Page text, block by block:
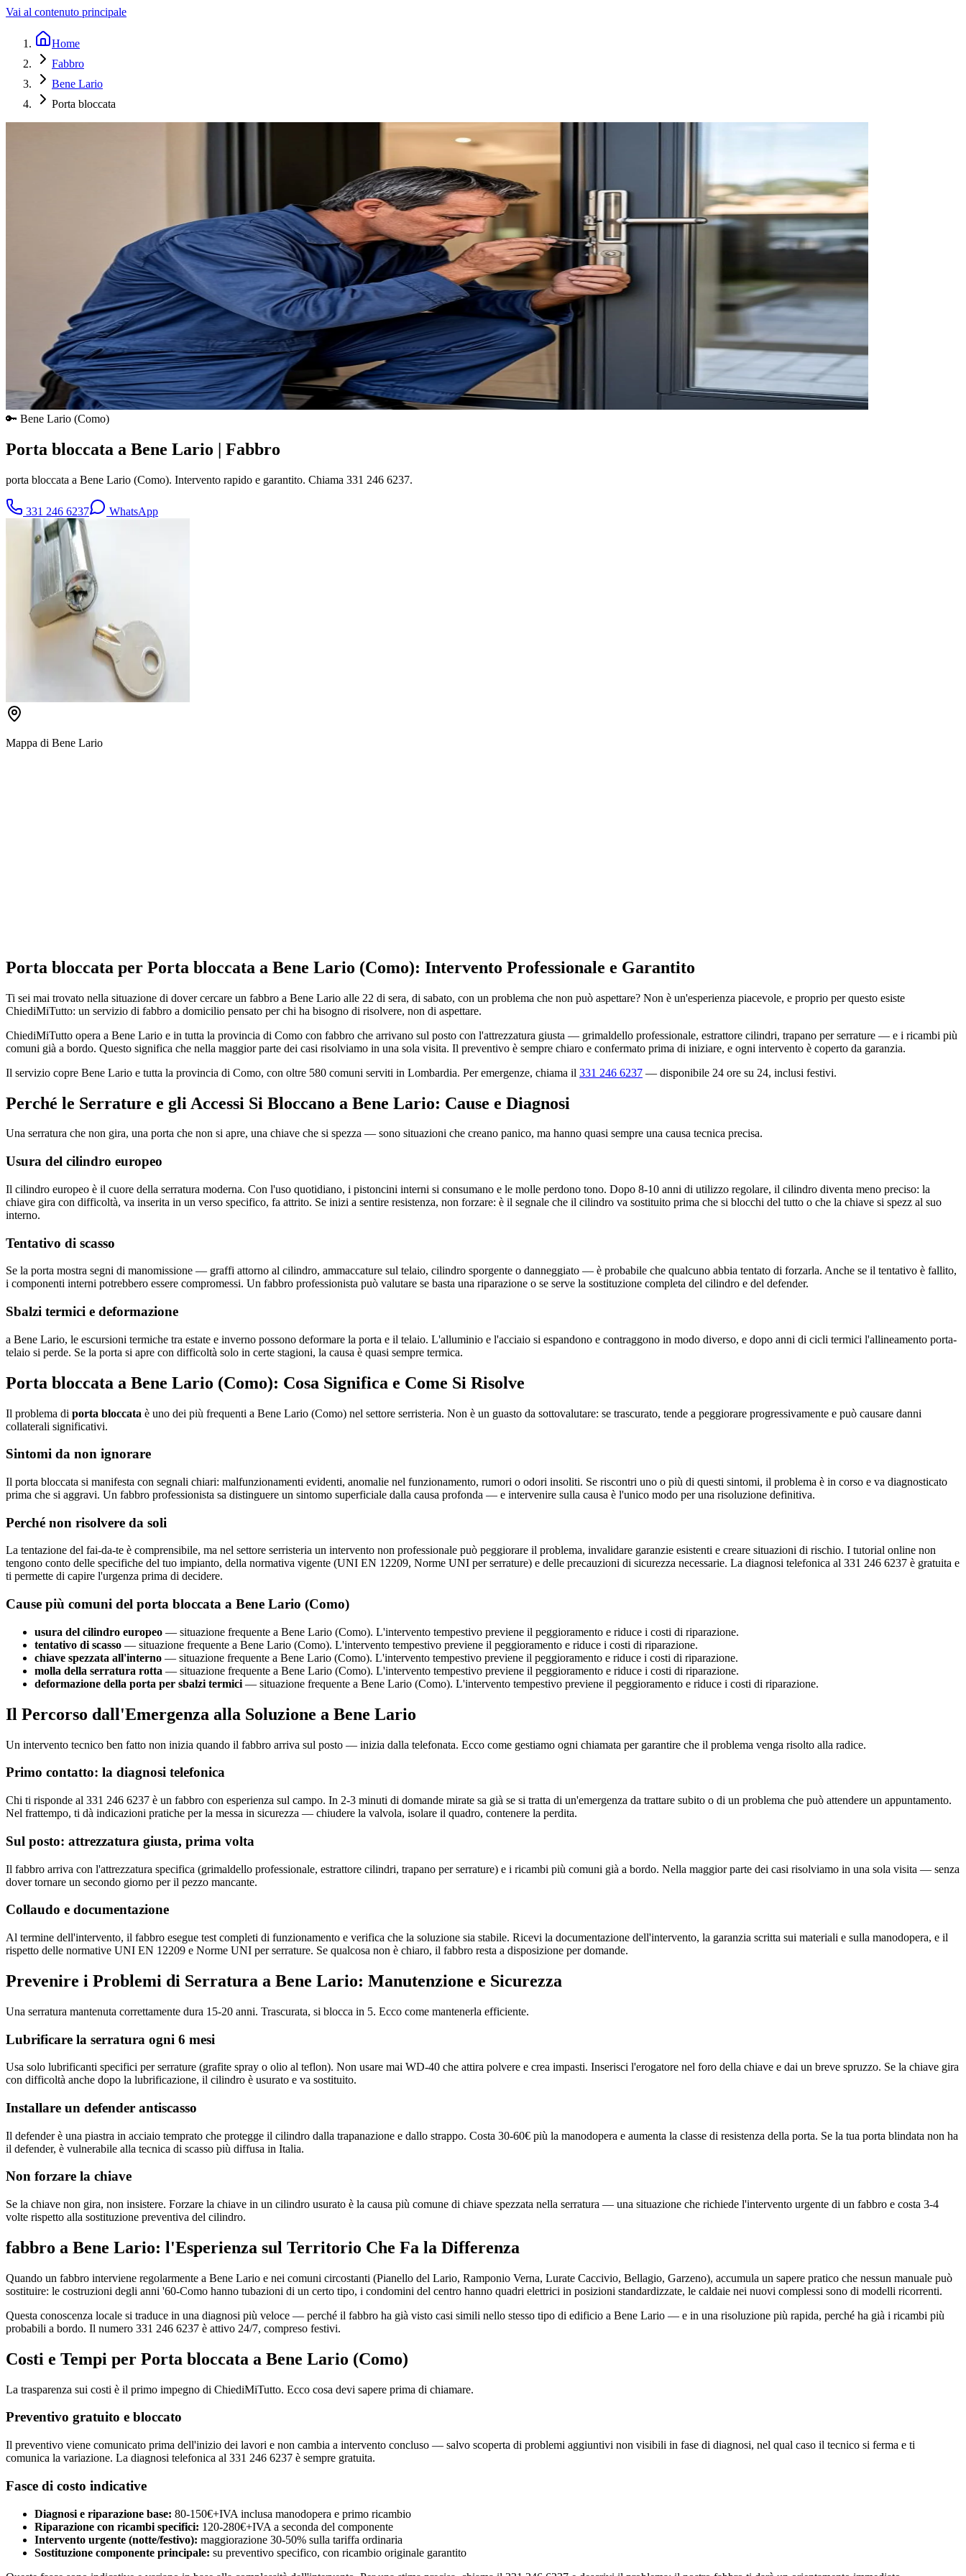
Vai al contenuto principale
Home
Fabbro
Bene Lario
Porta bloccata
🔑 Bene Lario (Como)
Porta bloccata a Bene Lario | Fabbro
porta bloccata a Bene Lario (Como). Intervento rapido e garantito. Chiama 331 246 6237.
331 246 6237 WhatsApp
Mappa di Bene Lario
Porta bloccata per Porta bloccata a Bene Lario (Como): Intervento Professionale e Garantito
Ti sei mai trovato nella situazione di dover cercare un fabbro a Bene Lario alle 22 di sera, di sabato, con un problema che non può aspettare? Non è un'esperienza piacevole, e proprio per questo esiste
ChiediMiTutto: un servizio di fabbro a domicilio pensato per chi ha bisogno di risolvere, non di aspettare.
ChiediMiTutto opera a Bene Lario e in tutta la provincia di Como con fabbro che arrivano sul posto con l'attrezzatura giusta — grimaldello professionale, estrattore cilindri, trapano per serrature — e i ricambi più
comuni già a bordo. Questo significa che nella maggior parte dei casi risolviamo in una sola visita. Il preventivo è sempre chiaro e confermato prima di iniziare, e ogni intervento è coperto da garanzia.
Il servizio copre Bene Lario e tutta la provincia di Como, con oltre 580 comuni serviti in Lombardia. Per emergenze, chiama il 331 246 6237 — disponibile 24 ore su 24, inclusi festivi.
Perché le Serrature e gli Accessi Si Bloccano a Bene Lario: Cause e Diagnosi
Una serratura che non gira, una porta che non si apre, una chiave che si spezza — sono situazioni che creano panico, ma hanno quasi sempre una causa tecnica precisa.
Usura del cilindro europeo
Il cilindro europeo è il cuore della serratura moderna. Con l'uso quotidiano, i pistoncini interni si consumano e le molle perdono tono. Dopo 8-10 anni di utilizzo regolare, il cilindro diventa meno preciso: la
chiave gira con difficoltà, va inserita in un verso specifico, fa attrito. Se inizi a sentire resistenza, non forzare: è il segnale che il cilindro va sostituito prima che si blocchi del tutto o che la chiave si spezz al suo
interno.
Tentativo di scasso
Se la porta mostra segni di manomissione — graffi attorno al cilindro, ammaccature sul telaio, cilindro sporgente o danneggiato — è probabile che qualcuno abbia tentato di forzarla. Anche se il tentativo è fallito,
i componenti interni potrebbero essere compromessi. Un fabbro professionista può valutare se basta una riparazione o se serve la sostituzione completa del cilindro e del defender.
Sbalzi termici e deformazione
a Bene Lario, le escursioni termiche tra estate e inverno possono deformare la porta e il telaio. L'alluminio e l'acciaio si espandono e contraggono in modo diverso, e dopo anni di cicli termici l'allineamento porta-
telaio si perde. Se la porta si apre con difficoltà solo in certe stagioni, la causa è quasi sempre termica.
Porta bloccata a Bene Lario (Como): Cosa Significa e Come Si Risolve
Il problema di porta bloccata è uno dei più frequenti a Bene Lario (Como) nel settore serristeria. Non è un guasto da sottovalutare: se trascurato, tende a peggiorare progressivamente e può causare danni
collaterali significativi.
Sintomi da non ignorare
Il porta bloccata si manifesta con segnali chiari: malfunzionamenti evidenti, anomalie nel funzionamento, rumori o odori insoliti. Se riscontri uno o più di questi sintomi, il problema è in corso e va diagnosticato
prima che si aggravi. Un fabbro professionista sa distinguere un sintomo superficiale dalla causa profonda — e intervenire sulla causa è l'unico modo per una risoluzione definitiva.
Perché non risolvere da soli
La tentazione del fai-da-te è comprensibile, ma nel settore serristeria un intervento non professionale può peggiorare il problema, invalidare garanzie esistenti e creare situazioni di rischio. I tutorial online non
tengono conto delle specifiche del tuo impianto, della normativa vigente (UNI EN 12209, Norme UNI per serrature) e delle precauzioni di sicurezza necessarie. La diagnosi telefonica al 331 246 6237 è gratuita e
ti permette di capire l'urgenza prima di decidere.
Cause più comuni del porta bloccata a Bene Lario (Como)
usura del cilindro europeo — situazione frequente a Bene Lario (Como). L'intervento tempestivo previene il peggioramento e riduce i costi di riparazione.
tentativo di scasso — situazione frequente a Bene Lario (Como). L'intervento tempestivo previene il peggioramento e riduce i costi di riparazione.
chiave spezzata all'interno — situazione frequente a Bene Lario (Como). L'intervento tempestivo previene il peggioramento e riduce i costi di riparazione.
molla della serratura rotta — situazione frequente a Bene Lario (Como). L'intervento tempestivo previene il peggioramento e riduce i costi di riparazione.
deformazione della porta per sbalzi termici — situazione frequente a Bene Lario (Como). L'intervento tempestivo previene il peggioramento e riduce i costi di riparazione.
Il Percorso dall'Emergenza alla Soluzione a Bene Lario
Un intervento tecnico ben fatto non inizia quando il fabbro arriva sul posto — inizia dalla telefonata. Ecco come gestiamo ogni chiamata per garantire che il problema venga risolto alla radice.
Primo contatto: la diagnosi telefonica
Chi ti risponde al 331 246 6237 è un fabbro con esperienza sul campo. In 2-3 minuti di domande mirate sa già se si tratta di un'emergenza da trattare subito o di un problema che può attendere un appuntamento.
Nel frattempo, ti dà indicazioni pratiche per la messa in sicurezza — chiudere la valvola, isolare il quadro, contenere la perdita.
Sul posto: attrezzatura giusta, prima volta
Il fabbro arriva con l'attrezzatura specifica (grimaldello professionale, estrattore cilindri, trapano per serrature) e i ricambi più comuni già a bordo. Nella maggior parte dei casi risolviamo in una sola visita — senza
dover tornare un secondo giorno per il pezzo mancante.
Collaudo e documentazione
Al termine dell'intervento, il fabbro esegue test completi di funzionamento e verifica che la soluzione sia stabile. Ricevi la documentazione dell'intervento, la garanzia scritta sui materiali e sulla manodopera, e il
rispetto delle normative UNI EN 12209 e Norme UNI per serrature. Se qualcosa non è chiaro, il fabbro resta a disposizione per domande.
Prevenire i Problemi di Serratura a Bene Lario: Manutenzione e Sicurezza
Una serratura mantenuta correttamente dura 15-20 anni. Trascurata, si blocca in 5. Ecco come mantenerla efficiente.
Lubrificare la serratura ogni 6 mesi
Usa solo lubrificanti specifici per serrature (grafite spray o olio al teflon). Non usare mai WD-40 che attira polvere e crea impasti. Inserisci l'erogatore nel foro della chiave e dai un breve spruzzo. Se la chiave gira
con difficoltà anche dopo la lubrificazione, il cilindro è usurato e va sostituito.
Installare un defender antiscasso
Il defender è una piastra in acciaio temprato che protegge il cilindro dalla trapanazione e dallo strappo. Costa 30-60€ più la manodopera e aumenta la classe di resistenza della porta. Se la tua porta blindata non ha
il defender, è vulnerabile alla tecnica di scasso più diffusa in Italia.
Non forzare la chiave
Se la chiave non gira, non insistere. Forzare la chiave in un cilindro usurato è la causa più comune di chiave spezzata nella serratura — una situazione che richiede l'intervento urgente di un fabbro e costa 3-4
volte rispetto alla sostituzione preventiva del cilindro.
fabbro a Bene Lario: l'Esperienza sul Territorio Che Fa la Differenza
Quando un fabbro interviene regolarmente a Bene Lario e nei comuni circostanti (Pianello del Lario, Ramponio Verna, Lurate Caccivio, Bellagio, Garzeno), accumula un sapere pratico che nessun manuale può
sostituire: le costruzioni degli anni '60-Como hanno tubazioni di un certo tipo, i condomini del centro hanno quadri elettrici in posizioni standardizzate, le caldaie nei nuovi complessi sono di modelli ricorrenti.
Questa conoscenza locale si traduce in una diagnosi più veloce — perché il fabbro ha già visto casi simili nello stesso tipo di edificio a Bene Lario — e in una risoluzione più rapida, perché ha già i ricambi più
probabili a bordo. Il numero 331 246 6237 è attivo 24/7, compreso festivi.
Costi e Tempi per Porta bloccata a Bene Lario (Como)
La trasparenza sui costi è il primo impegno di ChiediMiTutto. Ecco cosa devi sapere prima di chiamare.
Preventivo gratuito e bloccato
Il preventivo viene comunicato prima dell'inizio dei lavori e non cambia a intervento concluso — salvo scoperta di problemi aggiuntivi non visibili in fase di diagnosi, nel qual caso il tecnico si ferma e ti
comunica la variazione. La diagnosi telefonica al 331 246 6237 è sempre gratuita.
Fasce di costo indicative
Diagnosi e riparazione base: 80-150€+IVA inclusa manodopera e primo ricambio
Riparazione con ricambi specifici: 120-280€+IVA a seconda del componente
Intervento urgente (notte/festivo): maggiorazione 30-50% sulla tariffa ordinaria
Sostituzione componente principale: su preventivo specifico, con ricambio originale garantito